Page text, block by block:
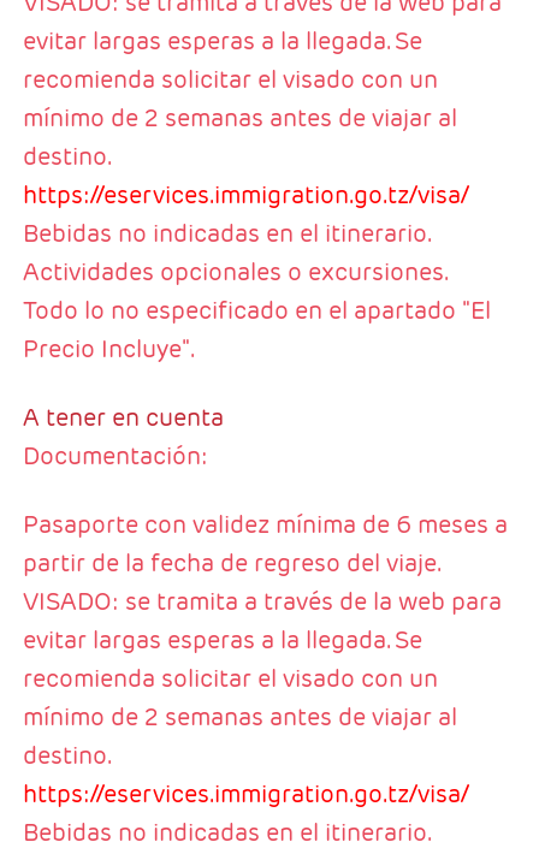
evitar largas esperas a la llegada. Se
recomienda solicitar el visado con un
mínimo de 2 semanas antes de viajar al
destino.
https://eservices.immigration.go.tz/visa/
Bebidas no indicadas en el itinerario.
Actividades opcionales o excursiones.
Todo lo no especificado en el apartado "El
Precio Incluye".
A tener en cuenta
Documentación:
Pasaporte con validez mínima de 6 meses a
partir de la fecha de regreso del viaje.
VISADO: se tramita a través de la web para
evitar largas esperas a la llegada. Se
recomienda solicitar el visado con un
mínimo de 2 semanas antes de viajar al
destino.
https://eservices.immigration.go.tz/visa/
Bebidas no indicadas en el itinerario.